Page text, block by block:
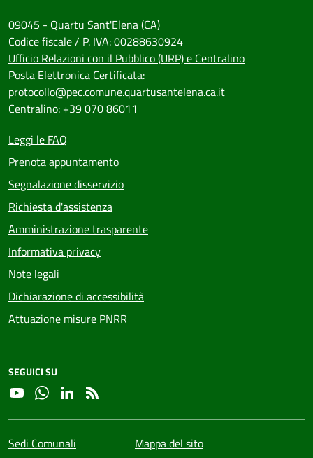
09045 - Quartu Sant'Elena (CA)
Codice fiscale / P. IVA: 00288630924
Ufficio Relazioni con il Pubblico (URP) e Centralino
Posta Elettronica Certificata:
protocollo@pec.comune.quartusantelena.ca.it
Centralino: +39 070 86011
Leggi le FAQ
Prenota appuntamento
Segnalazione disservizio
Richiesta d'assistenza
Amministrazione trasparente
Informativa privacy
Note legali
Dichiarazione di accessibilità
Attuazione misure PNRR
SEGUICI SU
YouTubeWhatsapp
Linkedin
Sedi Comunali Mappa del sito